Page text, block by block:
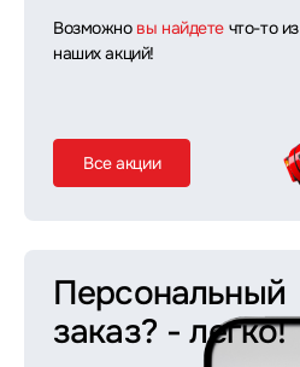
Возможно вы найдете что-то из
наших акций!
Все акции
Персональный
заказ? - легко!